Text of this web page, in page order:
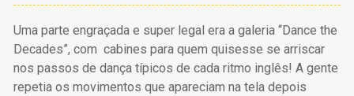
Uma parte engraçada e super legal era a galeria “Dance the
Decades”, com cabines para quem quisesse se arriscar
nos passos de dança típicos de cada ritmo inglês! A gente
repetia os movimentos que apareciam na tela depois